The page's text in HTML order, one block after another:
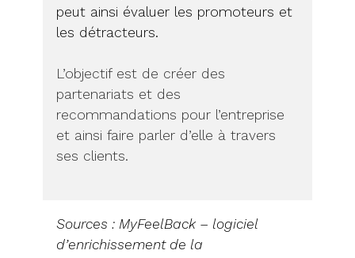
peut ainsi évaluer les promoteurs et
les détracteurs.
L’objectif est de créer des
partenariats et des
recommandations pour l’entreprise
et ainsi faire parler d’elle à travers
ses clients.
Sources : MyFeelBack – logiciel
d’enrichissement de la